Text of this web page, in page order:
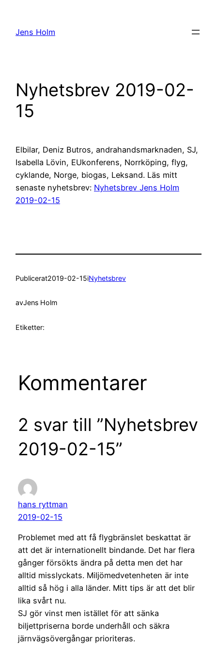
innehåll
Jens Holm
Nyhetsbrev 2019-02-
15
Elbilar, Deniz Butros, andrahandsmarknaden, SJ,
Isabella Lövin, EUkonferens, Norrköping, flyg,
cyklande, Norge, biogas, Leksand. Läs mitt
senaste nyhetsbrev: Nyhetsbrev Jens Holm
2019-02-15
Publicerat2019-02-15iNyhetsbrev
avJens Holm
Etiketter:
Kommentarer
2 svar till ”Nyhetsbrev
2019-02-15”
hans ryttman
2019-02-15
Problemet med att få flygbränslet beskattat är
att det är internationellt bindande. Det har flera
gånger försökts ändra på detta men det har
alltid misslyckats. Miljömedvetenheten är inte
alltid så hög i alla länder. Mitt tips är att det blir
lika svårt nu.
SJ gör vinst men istället för att sänka
biljettpriserna borde underhåll och säkra
järnvägsövergångar prioriteras.